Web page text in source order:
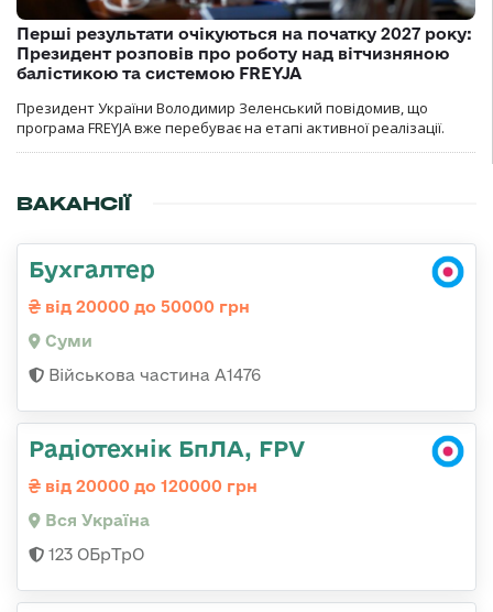
Перші результати очікуються на початку 2027 року:
Президент розповів про роботу над вітчизняною
балістикою та системою FREYJA
Президент України Володимир Зеленський повідомив, що
програма FREYJA вже перебуває на етапі активної реалізації.
ВАКАНСІЇ
Бухгалтер
від 20000 до 50000 грн
Суми
Військова частина А1476
Радіотехнік БпЛА, FPV
від 20000 до 120000 грн
Вся Україна
123 ОБрТрО